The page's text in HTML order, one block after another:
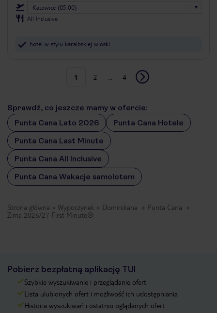
Katowice (05:00)
All Inclusive
hotel w stylu karaibskiej wioski
1 2 4
Sprawdź, co jeszcze mamy w ofercie:
Punta Cana Lato 2026
Punta Cana Hotele
Punta Cana Last Minute
Punta Cana All Inclusive
Punta Cana Wakacje samolotem
Strona główna Wypoczynek Dominikana
Punta Cana
Zima 2026/27 First Minute®
Pobierz bezpłatną aplikację TUI
Szybkie wyszukiwanie i przeglądanie ofert
Lista ulubionych ofert i możliwość ich udostępniania
Historia wyszukiwań i ostatnio oglądanych ofert